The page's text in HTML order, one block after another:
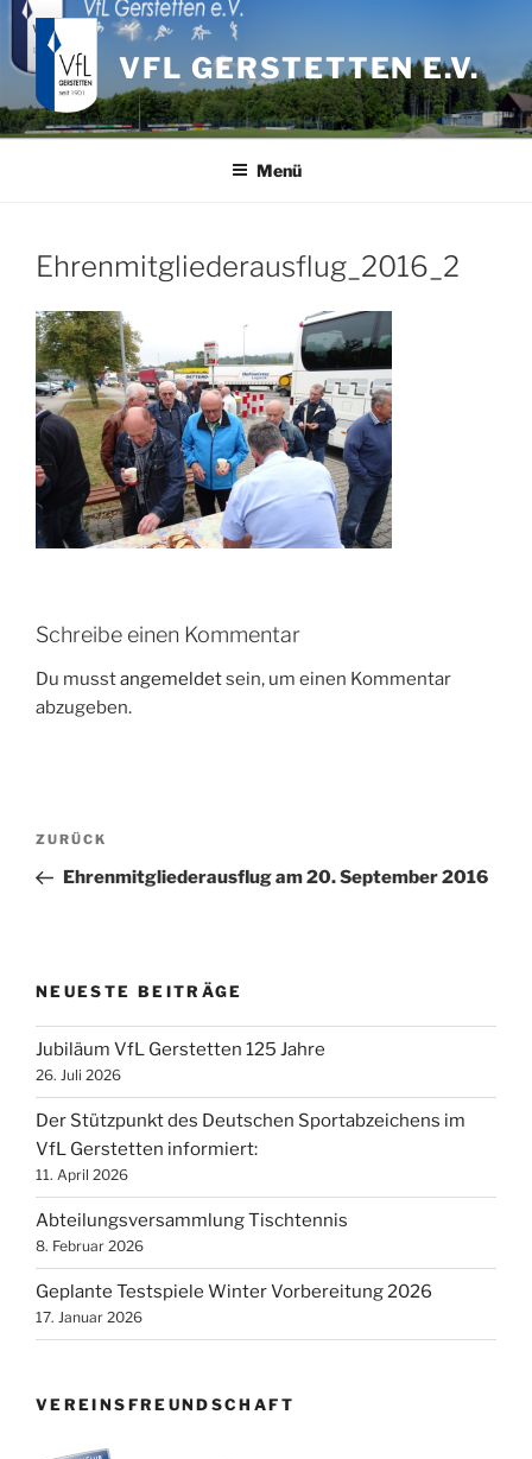
Zum
Inhalt
springen
VFL GERSTETTEN E.V.
Menü
Ehrenmitgliederausflug_2016_2
Schreibe einen Kommentar
Du musstangemeldetsein, um einen Kommentar
abzugeben.
Beitragsnavigation
Vorheriger
Beitrag
ZURÜCK
Ehrenmitgliederausflug am 20. September 2016
NEUESTE BEITRÄGE
Jubiläum VfL Gerstetten 125 Jahre
26. Juli 2026
Der Stützpunkt des Deutschen Sportabzeichens im
VfL Gerstetten informiert:
11. April 2026
Abteilungsversammlung Tischtennis
8. Februar 2026
Geplante Testspiele Winter Vorbereitung 2026
17. Januar 2026
VEREINSFREUNDSCHAFT